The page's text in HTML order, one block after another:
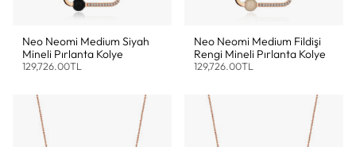
Neo Neomi Medium Siyah
Mineli Pırlanta Kolye
129,726.00TL
Neo Neomi Medium Fildişi
Rengi Mineli Pırlanta Kolye
129,726.00TL